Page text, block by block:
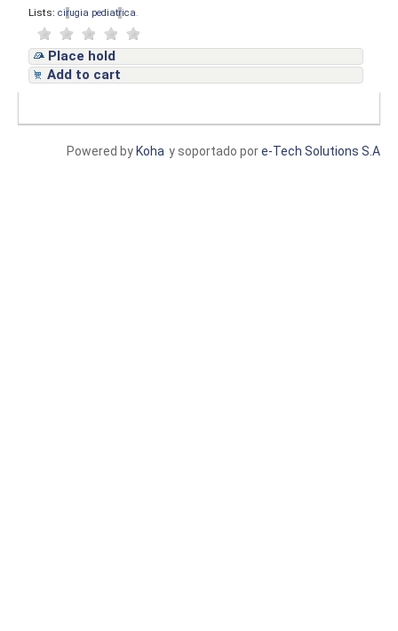
Lists: cirugia pediatrica
Place hold
Add to cart
y soportado pore-Tech Solutions S.A
Powered by Koha